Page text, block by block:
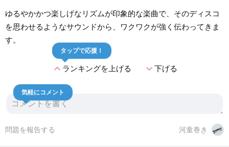
ゆるやかかつ楽しげなリズムが印象的な楽曲で、そのディスコ
を思わせるようなサウンドから、ワクワクが強く伝わってきま
す。
expand_lessランキングを上げる
タップで応援！
expand_more下げる
気軽にコメント
河童巻き
問題を報告する